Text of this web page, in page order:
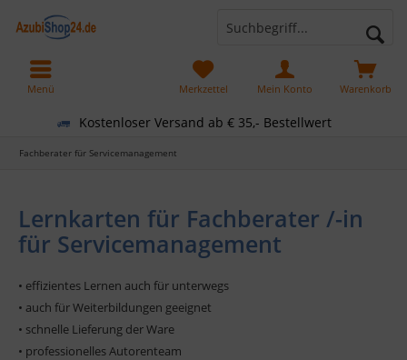
Kostenloser Versand ab € 35,- Bestellwert
Warenkorb
Merkzettel Mein Konto
Menü
Fachberater für Servicemanagement
Lernkarten für Fachberater /-in
für Servicemanagement
• effizientes Lernen auch für unterwegs
• auch für Weiterbildungen geeignet
• schnelle Lieferung der Ware
• professionelles Autorenteam